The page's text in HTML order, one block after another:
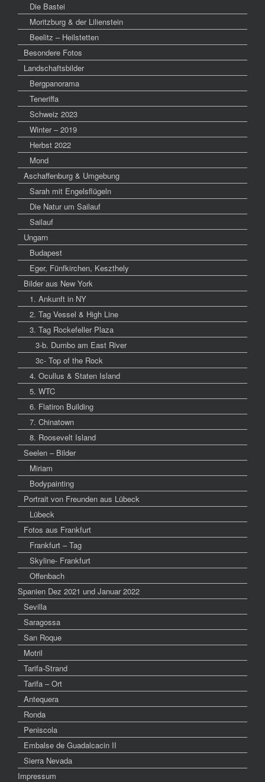
Die Bastei
Moritzburg & der Lilienstein
Beelitz – Heilstetten
Besondere Fotos
Landschaftsbilder
Bergpanorama
Teneriffa
Schweiz 2023
Winter – 2019
Herbst 2022
Mond
Aschaffenburg & Umgebung
Sarah mit Engelsflügeln
Die Natur um Sailauf
Sailauf
Ungarn
Budapest
Eger, Fünfkirchen, Keszthely
Bilder aus New York
1. Ankunft in NY
2. Tag Vessel & High Line
3. Tag Rockefeller Plaza
3-b. Dumbo am East River
3c- Top of the Rock
4. Ocullus & Staten Island
5. WTC
6. Flatiron Building
7. Chinatown
8. Roosevelt Island
Seelen – Bilder
Miriam
Bodypainting
Portrait von Freunden aus Lübeck
Lübeck
Fotos aus Frankfurt
Frankfurt – Tag
Skyline- Frankfurt
Offenbach
Spanien Dez 2021 und Januar 2022
Sevilla
Saragossa
San Roque
Motril
Tarifa-Strand
Tarifa – Ort
Antequera
Ronda
Peniscola
Embalse de Guadalcacin II
Sierra Nevada
Impressum